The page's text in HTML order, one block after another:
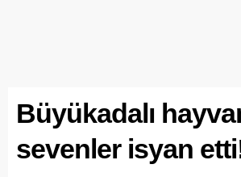
Büyükadalı
sevenler isyan